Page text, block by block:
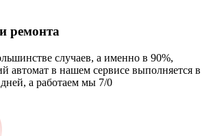
ремонта
случаев, а именно в 90%,
автомат в нашем сервисе выполняется в
а работаем мы 7/0